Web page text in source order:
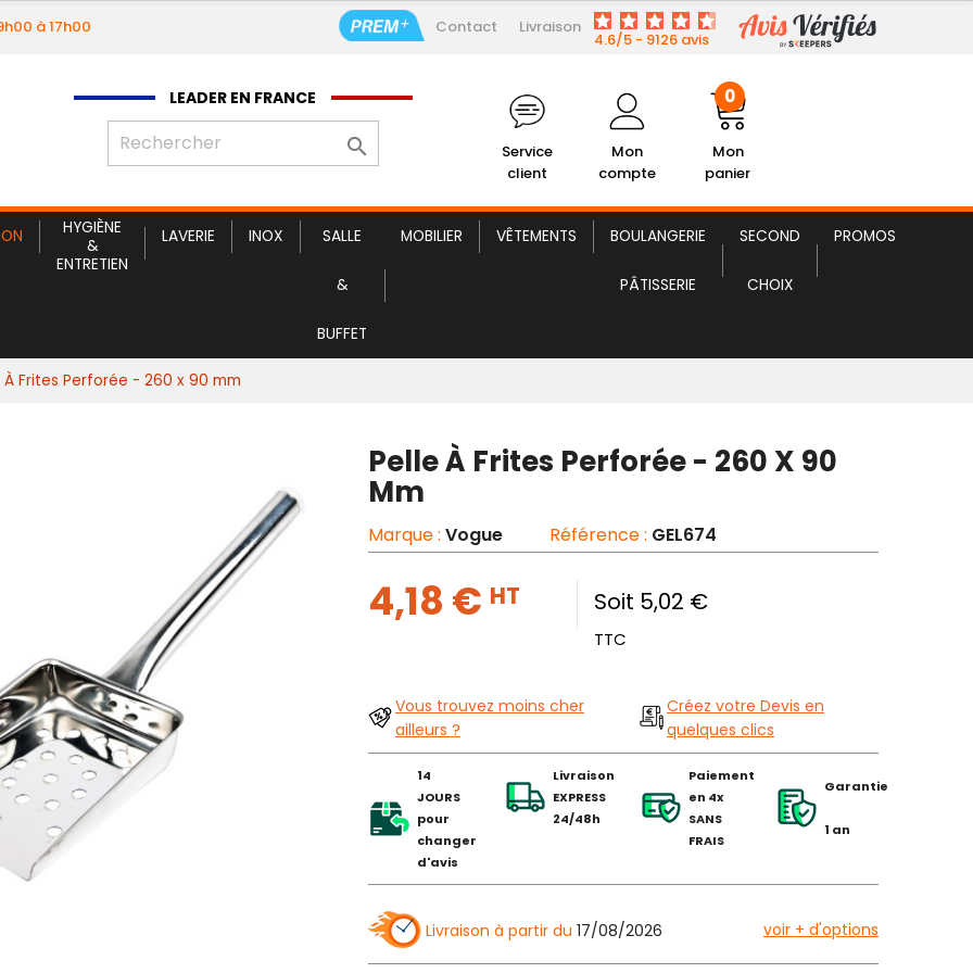
à 17h00 Contact Livraison
4.6/5 - 9126 avis
LEADER EN FRANCE

Service
client
Mon
compte
Mon
panier
0
HYGIÈNE
&
ENTRETIEN
LAVERIE INOX SALLE
&
BUFFET
MOBILIER VÊTEMENTS BOULANGERIE
PÂTISSERIE
SECOND
CHOIX
PROMOS
Pelle À Frites Perforée 4,18 € HT
À Frites Perforée - 260 x 90 mm
Pelle À Frites Perforée - 260 X 90
Mm
Marque : Vogue Référence : GEL674
4,18 € HT Soit 5,02 €
TTC
Vous trouvez moins cher
ailleurs ?
Créez votre Devis en
quelques clics
14
JOURS
pour
changer
d'avis
Livraison
EXPRESS
24/48h
Paiement
en 4x
SANS
FRAIS
Garantie
1 an
Livraison à partir du 17/08/2026 voir + d'options